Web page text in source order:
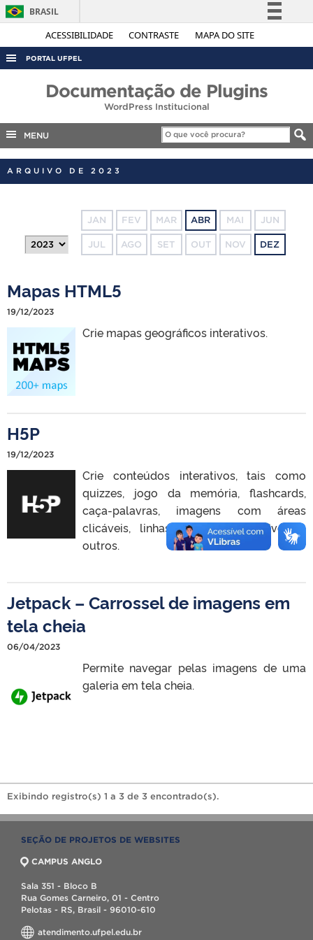
ACESSIBILIDADE CONTRASTE MAPA DO SITE
BRASIL
Simplifique!
Acesso à informação
Canais
PORTAL UFPEL
PORTARIAS
Documentação de Plugins
WordPress Institucional
MENU
ARQUIVO DE 2023
JAN FEV MAR ABR MAI JUN
JUL AGO SET OUT NOV DEZ
Mapas HTML5
19/12/2023
Crie mapas geográficos interativos.
H5P
19/12/2023
Crie conteúdos interativos, tais como
quizzes, jogo da memória, flashcards,
caça-palavras, imagens com áreas
clicáveis, linhas do tempo e diversos
outros.
Jetpack – Carrossel de imagens em
tela cheia
06/04/2023
Permite navegar pelas imagens de uma
galeria em tela cheia.
Exibindo registro(s) 1 a 3 de 3 encontrado(s).
SEÇÃO DE PROJETOS DE WEBSITES
CAMPUS ANGLO
Sala 351 - Bloco B
Rua Gomes Carneiro, 01 - Centro
Pelotas - RS, Brasil - 96010-610
atendimento.ufpel.edu.br